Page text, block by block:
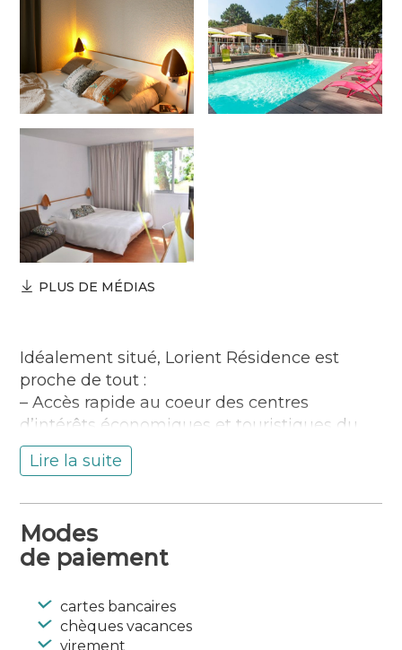
PLUS DE MÉDIAS
Idéalement situé, Lorient Résidence est
proche de tout :
– Accès rapide au coeur des centres
d’intérêts économiques et touristiques du
Pays de Lorient
– Restauration et commerces à proximité
– Transports en commun
Adapté à votre style de vie, Lorient
– La location de studios de 25 m² meublés,
entièrement équipés, à la décoration
Lire la suite
Modes
de paiement
cartes bancaires
chèques vacances
virement